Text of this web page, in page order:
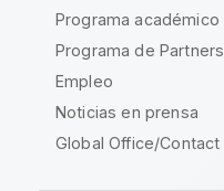
Programa académico
Programa de Partners
Empleo
Noticias en prensa
Global Office/Contact